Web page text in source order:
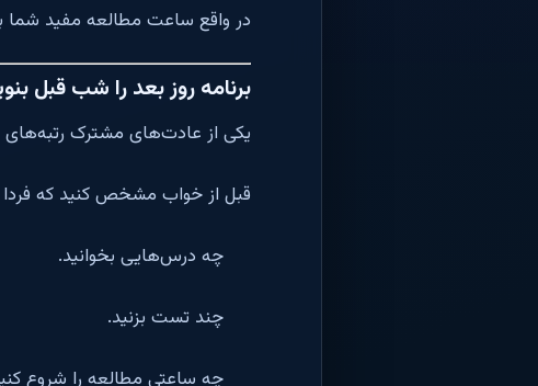
در واقع ساعت مطالعه مفید شما
برنامه روز بعد را شب قبل
یکی از عادت‌های مشترک رتبه‌های
قبل از خواب مشخص کنید که فردا
چه درس‌هایی بخوانید.
چند تست بزنید.
چه ساعتی مطالعه را شروع